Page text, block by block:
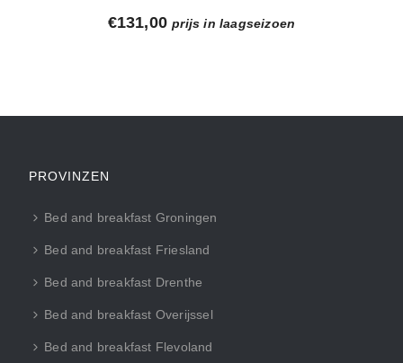
€131,00 prijs in laagseizoen
PROVINZEN
Bed and breakfast Groningen
Bed and breakfast Friesland
Bed and breakfast Drenthe
Bed and breakfast Overijssel
Bed and breakfast Flevoland